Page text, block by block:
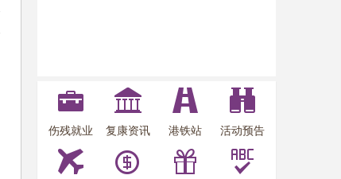
伤残就业 复康资讯 港铁站 活动预告